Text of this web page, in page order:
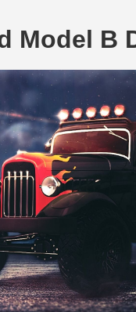
Model B